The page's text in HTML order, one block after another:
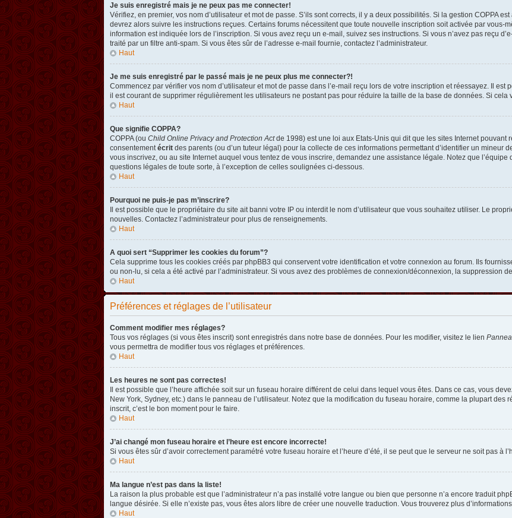
Je suis enregistré mais je ne peux pas me connecter!
Vérifiez, en premier, vos nom d’utilisateur et mot de passe. S’ils sont corrects, il y a deux possibilités. Si la gestion COPPA
devrez alors suivre les instructions reçues. Certains forums nécessitent que toute nouvelle inscription soit activée par vous-
information est indiquée lors de l’inscription. Si vous avez reçu un e-mail, suivez ses instructions. Si vous n’avez pas reçu
traité par un filtre anti-spam. Si vous êtes sûr de l’adresse e-mail fournie, contactez l’administrateur.
Haut
Je me suis enregistré par le passé mais je ne peux plus me connecter?!
Commencez par vérifier vos nom d’utilisateur et mot de passe dans l’e-mail reçu lors de votre inscription et réessayez. Il
il est courant de supprimer régulièrement les utilisateurs ne postant pas pour réduire la taille de la base de données. Si
Haut
Que signifie COPPA?
COPPA (ou Child Online Privacy and Protection Actde 1998) est une loi aux Etats-Unis qui dit que les sites Internet
consentement écrit des parents (ou d’un tuteur légal) pour la collecte de ces informations permettant d’identifier un mineur
vous inscrivez, ou au site Internet auquel vous tentez de vous inscrire, demandez une assistance légale. Notez que
questions légales de toute sorte, à l’exception de celles soulignées ci-dessous.
Haut
Pourquoi ne puis-je pas m’inscrire?
Il est possible que le propriétaire du site ait banni votre IP ou interdit le nom d’utilisateur que vous souhaitez utiliser. Le
nouvelles. Contactez l’administrateur pour plus de renseignements.
Haut
A quoi sert “Supprimer les cookies du forum”?
Cela supprime tous les cookies créés par phpBB3 qui conservent votre identification et votre connexion au forum. Ils
ou non-lu, si cela a été activé par l’administrateur. Si vous avez des problèmes de connexion/déconnexion, la suppression
Haut
Préférences et réglages de l’utilisateur
Comment modifier mes réglages?
Tous vos réglages (si vous êtes inscrit) sont enregistrés dans notre base de données. Pour les modifier, visitez le lien
vous permettra de modifier tous vos réglages et préférences.
Haut
Les heures ne sont pas correctes!
Il est possible que l’heure affichée soit sur un fuseau horaire différent de celui dans lequel vous êtes. Dans ce cas, vous
New York, Sydney, etc.) dans le panneau de l’utilisateur. Notez que la modification du fuseau horaire, comme la plupart des
inscrit, c’est le bon moment pour le faire.
Haut
J’ai changé mon fuseau horaire et l’heure est encore incorrecte!
Si vous êtes sûr d’avoir correctement paramétré votre fuseau horaire et l’heure d’été, il se peut que le serveur ne soit pas à
Haut
Ma langue n’est pas dans la liste!
La raison la plus probable est que l’administrateur n’a pas installé votre langue ou bien que personne n’a encore traduit
langue désirée. Si elle n’existe pas, vous êtes alors libre de créer une nouvelle traduction. Vous trouverez plus
Haut